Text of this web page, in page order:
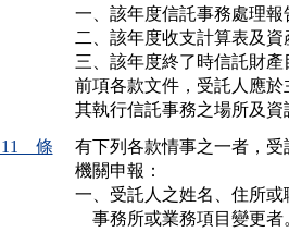
一、該年度信託事務處理報
二、該年度收支計算表及資
三、該年度終了時信託財產
前項各款文件，受託人應
其執行信託事務之場所及
條
有下列各款情事之一者，
機關申報：
一、受託人之姓名、住所
事務所或業務項目變更者